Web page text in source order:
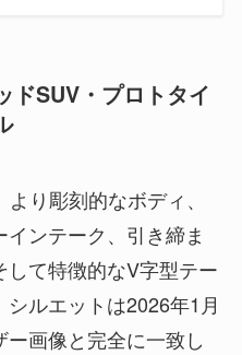
ドSUV・プロトタイ
り彫刻的なボディ、
ンテーク、引き締ま
て特徴的なV字型テー
ルエットは2026年1月
画像と完全に一致し